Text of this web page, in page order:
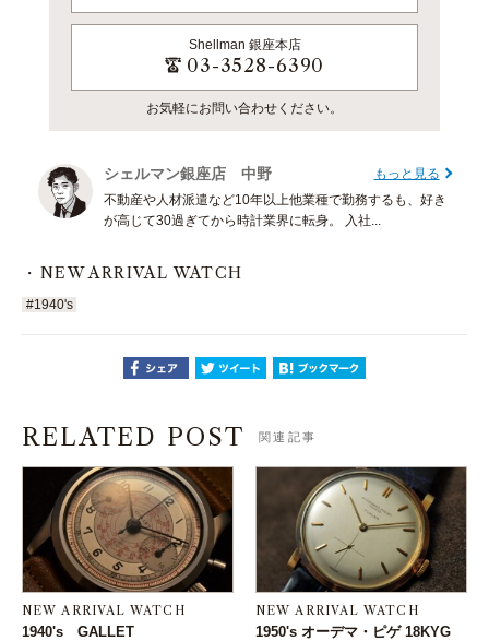
Shellman 銀座本店
03-3528-6390
お気軽にお問い合わせください。
シェルマン銀座店 中野
もっと見る
不動産や人材派遣など10年以上他業種で勤務するも、好き
が高じて30過ぎてから時計業界に転身。 入社...
NEW ARRIVAL WATCH
#1940's
RELATED POST 関連記事
NEW ARRIVAL WATCH
1940's GALLET
NEW ARRIVAL WATCH
1950's オーデマ・ピゲ 18KYG